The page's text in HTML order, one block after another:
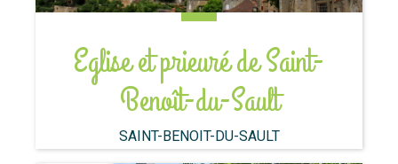
Eglise et prieuré de Saint-
Benoît-du-Sault
SAINT-BENOIT-DU-SAULT